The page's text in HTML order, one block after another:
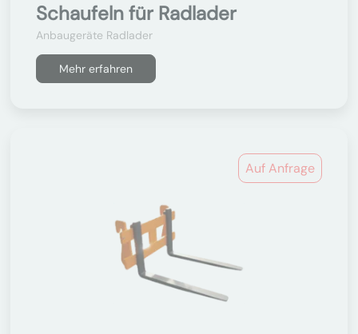
Schaufeln für Radlader
Anbaugeräte Radlader
Mehr erfahren
Auf Anfrage